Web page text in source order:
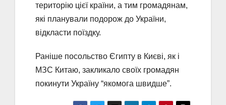
територію цієї країни, а тим громадянам,
які планували подорож до України,
відкласти поїздку.
Раніше посольство Єгипту в Києві, як і
МЗС Китаю, закликало своїх громадян
покинути Україну “якомога швидше”.